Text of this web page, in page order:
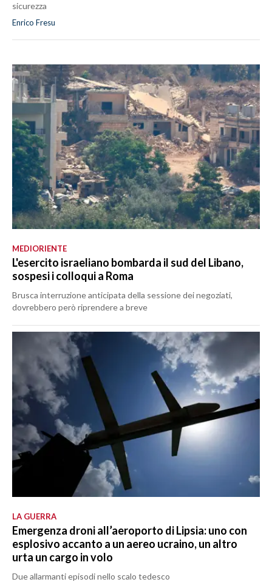
sicurezza
Enrico Fresu
MEDIORIENTE
L'esercito israeliano bombarda il sud del Libano,
sospesi i colloqui a Roma
Brusca interruzione anticipata della sessione dei negoziati,
dovrebbero però riprendere a breve
LA GUERRA
Emergenza droni all’aeroporto di Lipsia: uno con
esplosivo accanto a un aereo ucraino, un altro
urta un cargo in volo
Due allarmanti episodi nello scalo tedesco